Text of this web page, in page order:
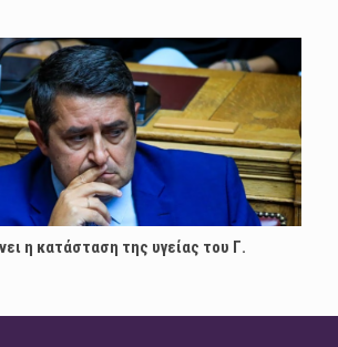
η κατάσταση της υγείας του Γ.